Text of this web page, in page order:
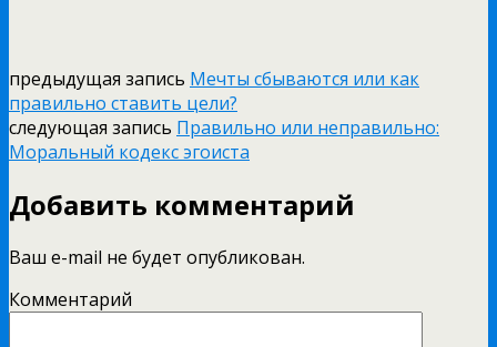
предыдущая запись Мечты сбываются или как
правильно ставить цели?
следующая запись Правильно или неправильно:
Моральный кодекс эгоиста
Добавить комментарий
Ваш e-mail не будет опубликован.
Комментарий